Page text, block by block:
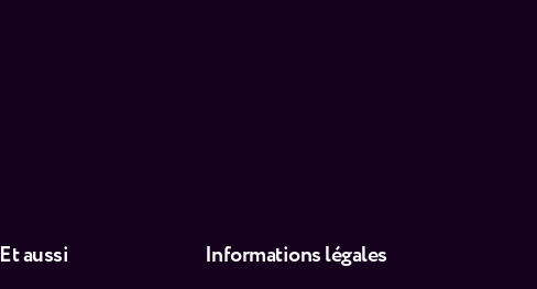
Et aussi Informations légales